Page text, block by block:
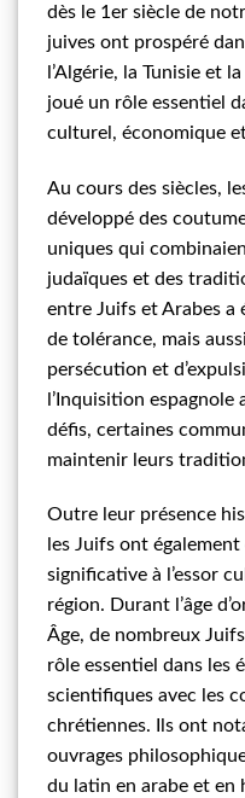
dès le 1er siècle de
juives ont prospéré
l’Algérie, la Tunisie et
joué un rôle essentiel
culturel, économique
Au cours des siècles,
développé des
uniques qui
judaïques et des
entre Juifs et Arabes a
de tolérance, mais
persécution et
l’Inquisition espagnole
défis, certaines
maintenir leurs
Outre leur présence
les Juifs ont
significative à l’essor
région. Durant l’âge
Âge, de nombreux
rôle essentiel dans les
scientifiques avec les
chrétiennes. Ils ont
ouvrages
du latin en arabe et en